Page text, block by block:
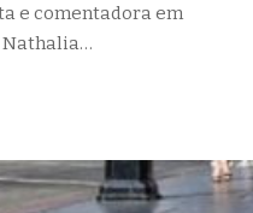
e comentadora em
Nathalia…